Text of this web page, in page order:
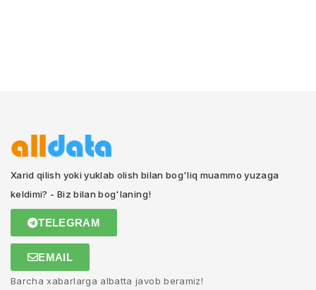
Xarid qilish yoki yuklab olish bilan bog'liq muammo yuzaga
keldimi? - Biz bilan bog'laning!
TELEGRAM
EMAIL
Barcha xabarlarga albatta javob beramiz!